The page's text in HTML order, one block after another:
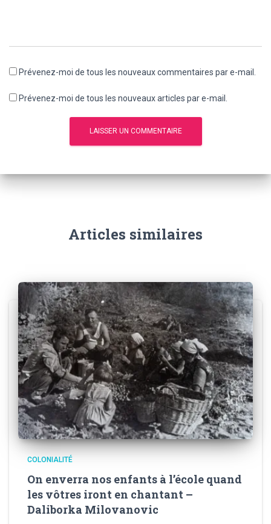
Prévenez-moi de tous les nouveaux commentaires par e-mail.
Prévenez-moi de tous les nouveaux articles par e-mail.
Articles similaires
COLONIALITÉ
On enverra nos enfants à l’école quand
les vôtres iront en chantant –
Daliborka Milovanovic